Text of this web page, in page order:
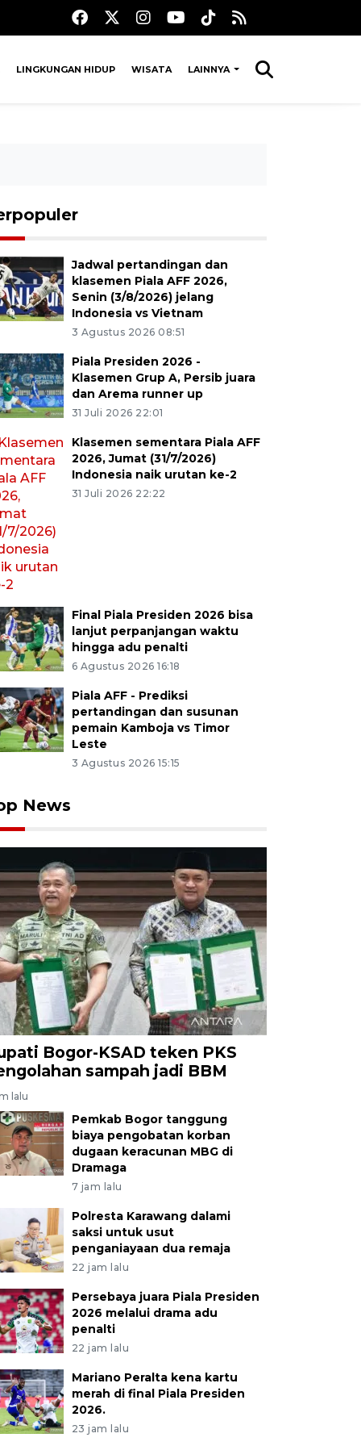
LINGKUNGAN HIDUP WISATA LAINNYA
Jadwal pertandingan dan
klasemen Piala AFF 2026,
Senin (3/8/2026) jelang
Indonesia vs Vietnam
3 Agustus 2026 08:51
Piala Presiden 2026 -
Klasemen Grup A, Persib juara
dan Arema runner up
31 Juli 2026 22:01
Klasemen sementara Piala AFF
2026, Jumat (31/7/2026)
Indonesia naik urutan ke-2
31 Juli 2026 22:22
Final Piala Presiden 2026 bisa
lanjut perpanjangan waktu
hingga adu penalti
6 Agustus 2026 16:18
Piala AFF - Prediksi
pertandingan dan susunan
pemain Kamboja vs Timor
Leste
3 Agustus 2026 15:15
News
Bogor-KSAD teken PKS
sampah jadi BBM
lalu
Pemkab Bogor tanggung
biaya pengobatan korban
dugaan keracunan MBG di
Dramaga
7 jam lalu
Polresta Karawang dalami
saksi untuk usut
penganiayaan dua remaja
22 jam lalu
Persebaya juara Piala Presiden
2026 melalui drama adu
penalti
22 jam lalu
Mariano Peralta kena kartu
merah di final Piala Presiden
2026.
23 jam lalu